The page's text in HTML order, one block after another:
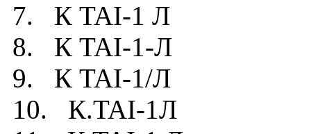
7. К TAI-1 Л
8. К TAI-1-Л
9. К TAI-1/Л
10. К.TAI-1Л